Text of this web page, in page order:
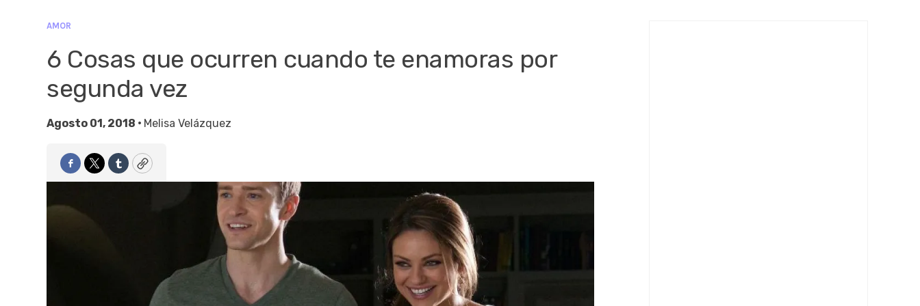
AMOR
6 Cosas que ocurren cuando te enamoras por
segunda vez
Agosto 01, 2018 • Melisa Velázquez
Facebook
TwitterTumblrCopy